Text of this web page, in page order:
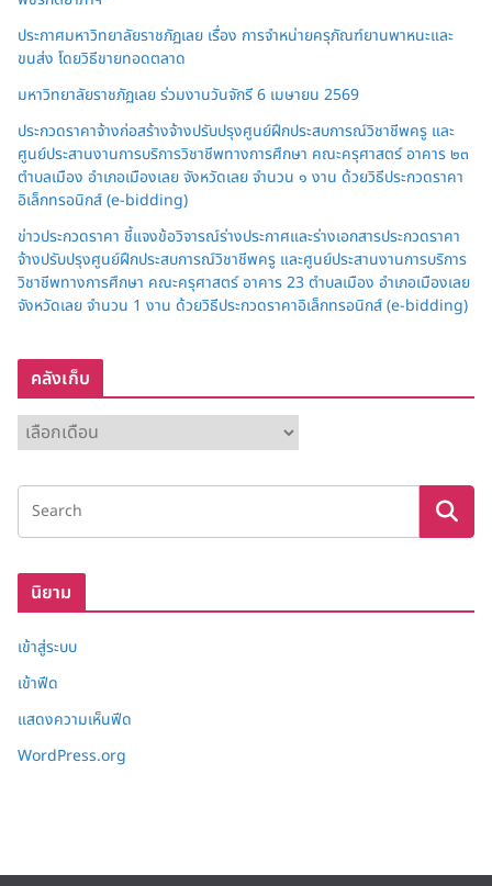
ประกาศมหาวิทยาลัยราชภัฏเลย เรื่อง การจำหน่ายครุภัณฑ์ยานพาหนะและ
ขนส่ง โดยวิธีขายทอดตลาด
มหาวิทยาลัยราชภัฏเลย ร่วมงานวันจักรี 6 เมษายน 2569
ประกวดราคาจ้างก่อสร้างจ้างปรับปรุงศูนย์ฝึกประสบการณ์วิชาชีพครู และ
ศูนย์ประสานงานการบริการวิชาชีพทางการศึกษา คณะครุศาสตร์ อาคาร ๒๓
ตำบลเมือง อำเภอเมืองเลย จังหวัดเลย จำนวน ๑ งาน ด้วยวิธีประกวดราคา
อิเล็กทรอนิกส์ (e-bidding)
ข่าวประกวดราคา ชี้แจงข้อวิจารณ์ร่างประกาศและร่างเอกสารประกวดราคา
จ้างปรับปรุงศูนย์ฝึกประสบการณ์วิชาชีพครู และศูนย์ประสานงานการบริการ
วิชาชีพทางการศึกษา คณะครุศาสตร์ อาคาร 23 ตำบลเมือง อำเภอเมืองเลย
จังหวัดเลย จำนวน 1 งาน ด้วยวิธีประกวดราคาอิเล็กทรอนิกส์ (e-bidding)
คลังเก็บ
ลั
ง
ก็
นิยาม
เข้าสู่ระบบ
เข้าฟีด
แสดงความเห็นฟีด
WordPress.org